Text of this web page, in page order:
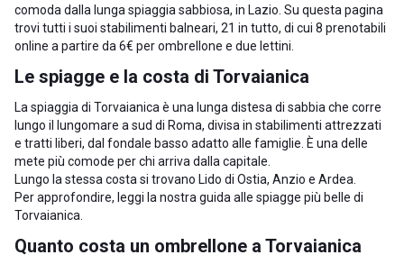
comoda dalla lunga spiaggia sabbiosa, in Lazio. Su questa pagina
trovi tutti i suoi stabilimenti balneari, 21 in tutto, di cui 8 prenotabili
online a partire da 6€ per ombrellone e due lettini.
Le spiagge e la costa di Torvaianica
La spiaggia di Torvaianica è una lunga distesa di sabbia che corre
lungo il lungomare a sud di Roma, divisa in stabilimenti attrezzati
e tratti liberi, dal fondale basso adatto alle famiglie. È una delle
mete più comode per chi arriva dalla capitale.
Lungo la stessa costa si trovano Lido di Ostia, Anzio e Ardea
Per approfondire, leggi la nostra guida alle spiagge più belle di
Torvaianica
Quanto costa un ombrellone a Torvaianica